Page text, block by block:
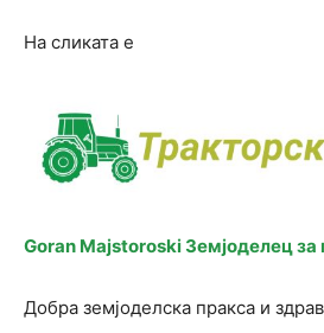
На сликата е
Goran Majstoroski Земјоделец за
Добра земјоделска пракса и